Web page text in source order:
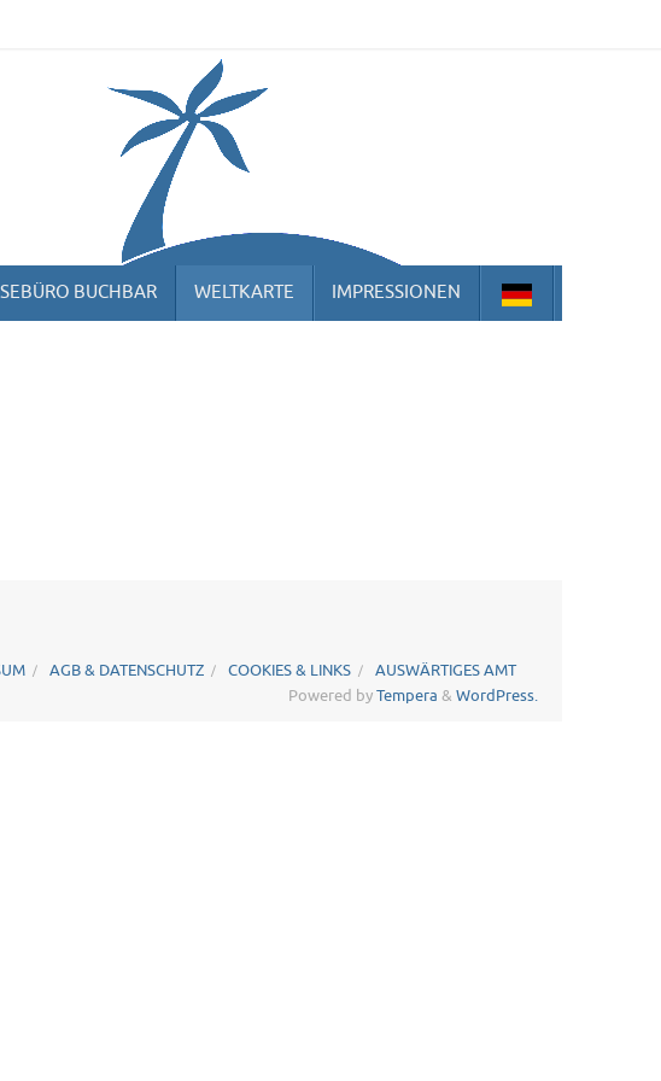
BUCHBAR WELTKARTE IMPRESSIONEN
AGB & DATENSCHUTZ COOKIES & LINKS
AUSWÄRTIGES AMT
Powered byTempera & WordPress.